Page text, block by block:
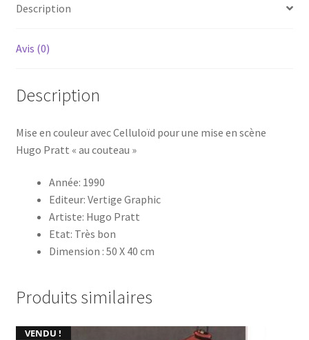
Description
Avis (0)
Description
Mise en couleur avec Celluloïd pour une mise en scène
Hugo Pratt « au couteau »
Année: 1990
Editeur: Vertige Graphic
Artiste: Hugo Pratt
Etat: Très bon
Dimension : 50 X 40 cm
Produits similaires
VENDU !